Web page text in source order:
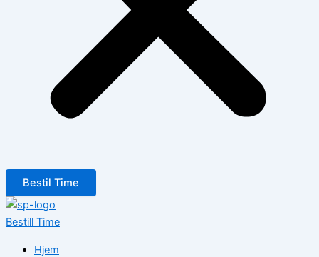
Bestil Time
Bestill Time
Hjem